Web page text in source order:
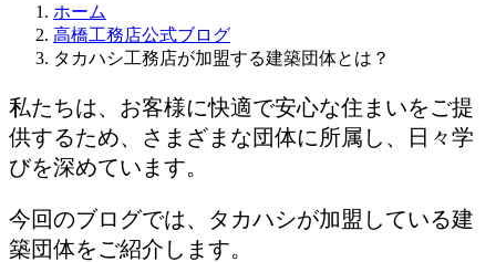
ホーム
高橋工務店公式ブログ
タカハシ工務店が加盟する建築団体とは？
私たちは、お客様に快適で安心な住まいをご提
供するため、さまざまな団体に所属し、日々学
びを深めています。
今回のブログでは、タカハシが加盟している建
築団体をご紹介します。